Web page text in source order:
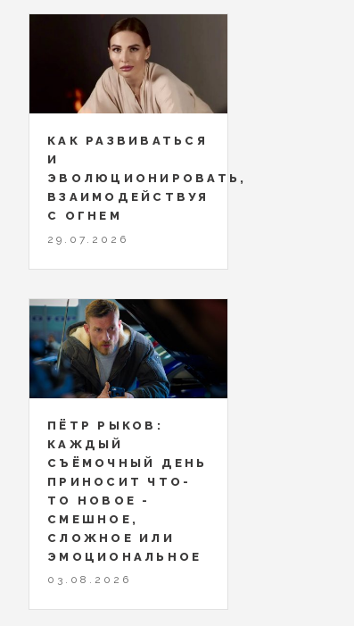
КАК РАЗВИВАТЬСЯ
И
ЭВОЛЮЦИОНИРОВАТЬ,
ВЗАИМОДЕЙСТВУЯ
С ОГНЕМ
29.07.2026
ПЁТР РЫКОВ:
КАЖДЫЙ
СЪЁМОЧНЫЙ ДЕНЬ
ПРИНОСИТ ЧТО-
ТО НОВОЕ -
СМЕШНОЕ,
СЛОЖНОЕ ИЛИ
ЭМОЦИОНАЛЬНОЕ
03.08.2026